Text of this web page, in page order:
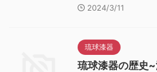
2024/3/11
琉球漆器
琉球漆器の歴史